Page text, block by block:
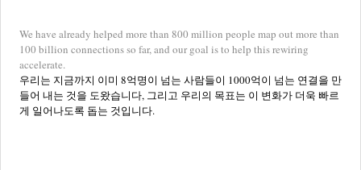
We have already helped more than 800 million people map out more than
100 billion connections so far, and our goal is to help this rewiring
accelerate.
우리는 지금까지 이미 8억명이 넘는 사람들이 1000억이 넘는 연결을 만
들어 내는 것을 도왔습니다, 그리고 우리의 목표는 이 변화가 더욱 빠르
게 일어나도록 돕는 것입니다.